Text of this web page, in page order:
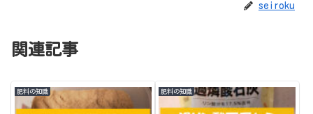
seiroku
関連記事
肥料の知識 肥料の知識